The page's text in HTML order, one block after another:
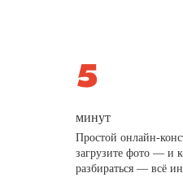
минут
Простой онлайн-
загрузите фото — и
разбираться — всё